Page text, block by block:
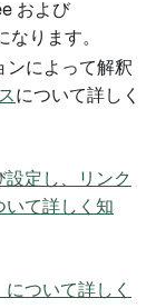
および
なります。
ンによって解釈
について詳しく
定し、リンク
いて詳しく知
ついて詳しく